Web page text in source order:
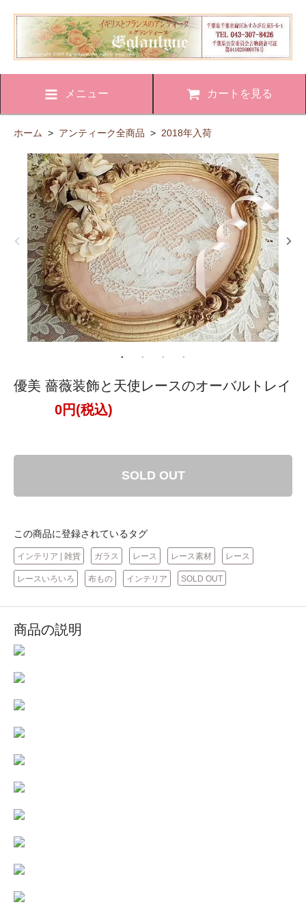
メニュー カートを見る
ホーム > アンティーク全商品 > 2018年入荷
優美 薔薇装飾と天使レースのオーバルトレイ
0円(税込)
SOLD OUT
この商品に登録されているタグ
インテリア | 雑貨 ガラス レース レース素材 レース
レースいろいろ 布もの インテリア SOLD OUT
商品の説明